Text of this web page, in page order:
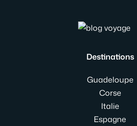
Destinations
Guadeloupe
Corse
Italie
Espagne